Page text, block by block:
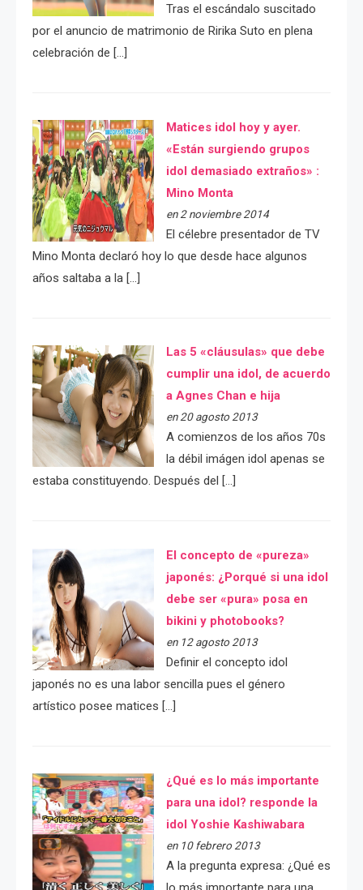
Tras el escándalo suscitado
por el anuncio de matrimonio de Ririka Suto en plena
celebración de […]
Matices idol hoy y ayer.
«Están surgiendo grupos
idol demasiado extraños» :
Mino Monta
en 2 noviembre 2014
El célebre presentador de TV
Mino Monta declaró hoy lo que desde hace algunos
años saltaba a la […]
Las 5 «cláusulas» que debe
cumplir una idol, de acuerdo
a Agnes Chan e hija
en 20 agosto 2013
A comienzos de los años 70s
la débil imágen idol apenas se
estaba constituyendo. Después del […]
El concepto de «pureza»
japonés: ¿Porqué si una idol
debe ser «pura» posa en
bikini y photobooks?
en 12 agosto 2013
Definir el concepto idol
japonés no es una labor sencilla pues el género
artístico posee matices […]
¿Qué es lo más importante
para una idol? responde la
idol Yoshie Kashiwabara
en 10 febrero 2013
A la pregunta expresa: ¿Qué es